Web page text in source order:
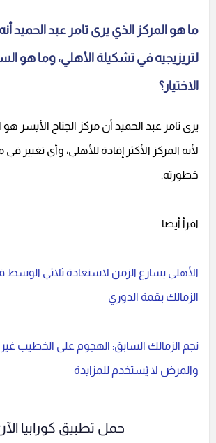
ما هو المركز الذي يرى تامر عبد الحميد
لتريزيجيه في تشكيلة الأهلي، وما هو
الاختيار؟
يرى تامر عبد الحميد أن مركز الجناح الأيسر هو
لأنه المركز الأكثر إفادة للأهلي، وأي تغيير
خطورته.
اقرأ أيضا
الأهلي يسارع الزمن لاستعادة ثلاثي
الزمالك بقمة الدوري
نجم الزمالك السابق: الهجوم على الخطيب
والمرض لا يُستخدم للمزايدة
حمل تطبيق كورابيا